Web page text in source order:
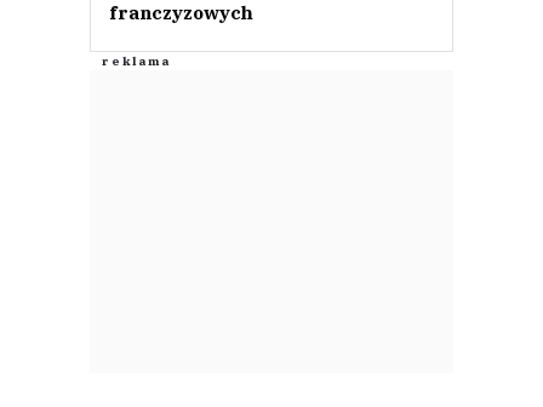
franczyzowych